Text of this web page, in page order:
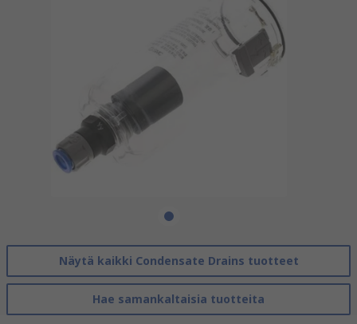
Näytä kaikki Condensate Drains tuotteet
Hae samankaltaisia tuotteita